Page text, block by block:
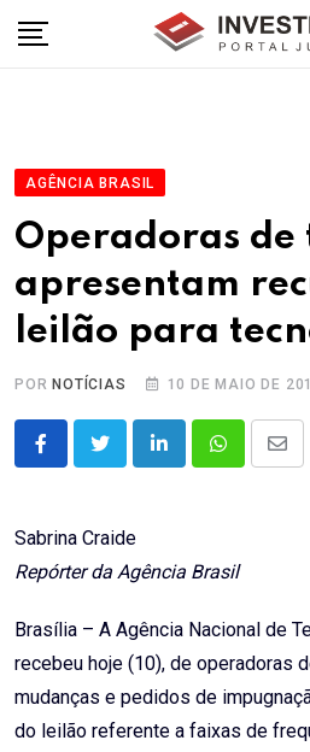
AGÊNCIA BRASIL
Operadoras de
apresentam
leilão para
POR NOTÍCIAS 10 DE MAIO DE
LinkedInWhatsapp
Sabrina Craide
Repórter da Agência Brasil
Brasília – A Agência Nacional de
recebeu hoje (10), de operadoras
mudanças e pedidos de
do leilão referente a faixas de